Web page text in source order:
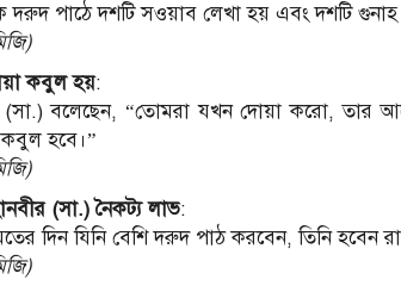
দরুদ পাঠে দশটি সওয়াব লেখা হয় এবং দশটি
কবুল হয়:
(সা.) বলেছেন, “তোমরা যখন দোয়া করো,
হবে।”
(সা.) নৈকট্য লাভ:
দিন যিনি বেশি দরুদ পাঠ করবেন, তিনি হবেন